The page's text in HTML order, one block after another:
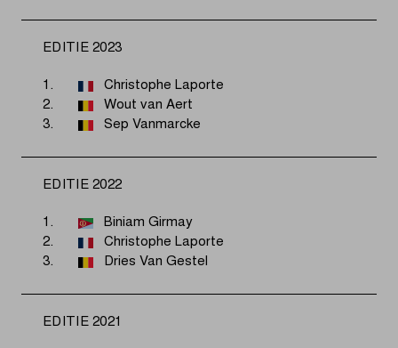
EDITIE 2023
1.
Christophe Laporte
2.
Wout van Aert
3.
Sep Vanmarcke
EDITIE 2022
1.
Biniam Girmay
2.
Christophe Laporte
3.
Dries Van Gestel
EDITIE 2021